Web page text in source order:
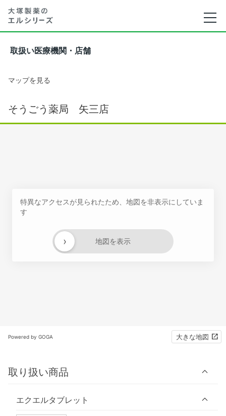
取扱い医療機関・店舗
マップを見る
そうごう薬局 矢三店
特異なアクセスが見られたため、地図を非表示にしていま
す
地図を表示
›
Powered by GOGA 大きな地図
取り扱い商品
エクエルタブレット